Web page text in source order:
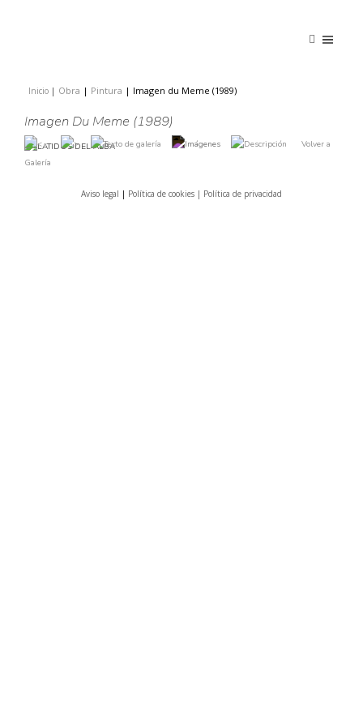
Inicio | Obra | Pintura | Imagen du Meme (1989)
Imagen Du Meme (1989)
Volver a
Galería
Aviso legal | Política de cookies | Política de privacidad